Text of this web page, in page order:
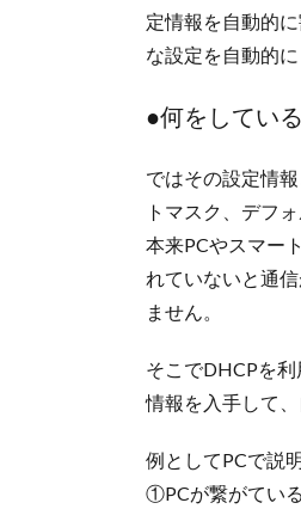
定情報を自動的
な設定を自動的
●何をしてい
ではその設定情
トマスク、デフ
本来PCやスマー
れていないと通
ません。
そこでDHCPを
情報を入手して
例としてPCで説
①PCが繋がてい